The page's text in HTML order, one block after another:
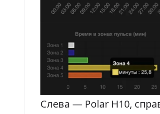
Слева — Polar H10,